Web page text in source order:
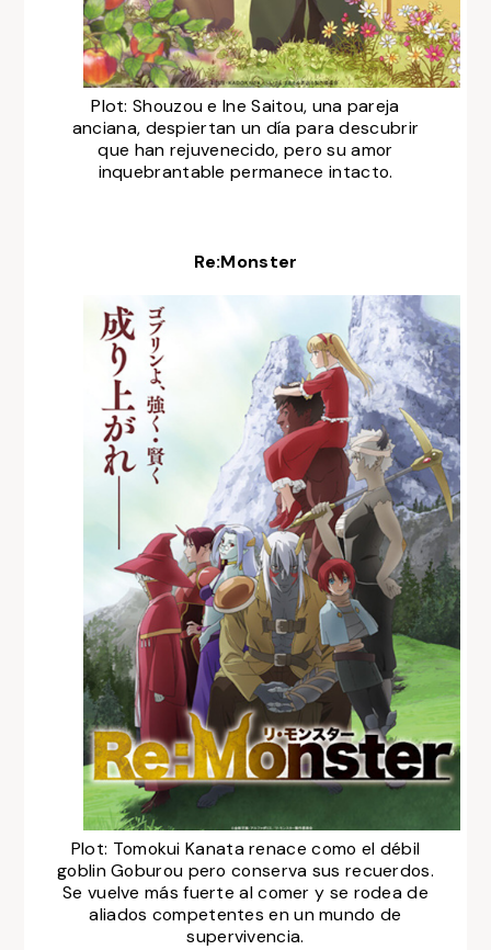
Plot:Shouzou e Ine Saitou, una pareja
anciana, despiertan un día para descubrir
que han rejuvenecido, pero su amor
inquebrantable permanece intacto.
Re:Monster
Plot: Tomokui Kanata renace como el débil
goblin Goburou pero conserva sus recuerdos.
Se vuelve más fuerte al comer y se rodea de
aliados competentes en un mundo de
supervivencia.